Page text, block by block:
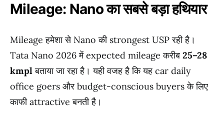
Mileage: Nano का सबसे बड़ा हथियार
Mileage हमेशा से Nano की strongest USP रही है।
Tata Nano 2026 में expected mileage करीब 25–28
kmplबताया जा रहा है। यही वजह है कि यह car daily
office goers और budget-conscious buyers के लिए
काफी attractive बनती है।